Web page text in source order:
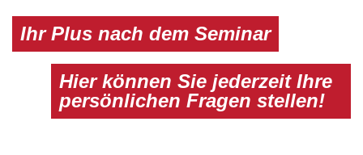
Ihr Plus nach dem Seminar
Hier können Sie jederzeit Ihre
persönlichen Fragen stellen!